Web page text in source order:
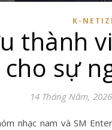
K-
thành
sự
14 Tháng Năm, 2026
nhạc nam và SM